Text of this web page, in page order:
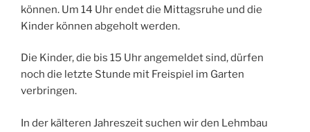
können. Um 14 Uhr endet die Mittagsruhe und die
Kinder können abgeholt werden.
Die Kinder, die bis 15 Uhr angemeldet sind, dürfen
noch die letzte Stunde mit Freispiel im Garten
verbringen.
In der kälteren Jahreszeit suchen wir den Lehmbau